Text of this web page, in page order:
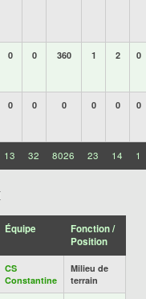
0 0 360 1 2 0
0 0 0 0 0 0
13 32 8026 23 14 1
Équipe
Fonction /
Position
CS
Constantine
Milieu de
terrain